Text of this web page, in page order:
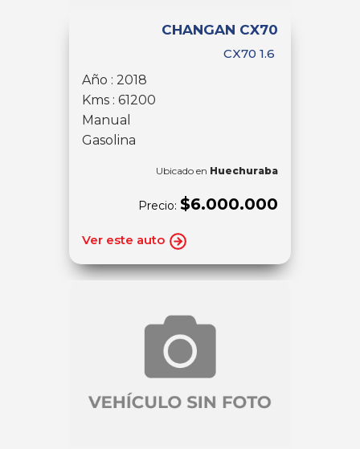
CHANGAN CX70
CX70 1.6
Año : 2018
Kms : 61200
Manual
Gasolina
Ubicado en Huechuraba
Precio: $6.000.000
Ver este auto